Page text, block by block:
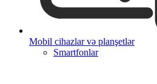
Mobil cihazlar və planşetlər
Smartfonlar